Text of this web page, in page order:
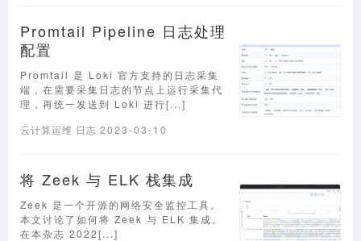
Promtail Pipeline 日志处理
配置
Promtail 是 Loki 官方支持的日志采集
端，在需要采集日志的节点上运行采集代
理，再统一发送到 Loki 进行[...]
云计算运维 日志 2023-03-10
将 Zeek 与 ELK 栈集成
Zeek 是一个开源的网络安全监控工具。
本文讨论了如何将 Zeek 与 ELK 集成。
在本杂志 2022[...]